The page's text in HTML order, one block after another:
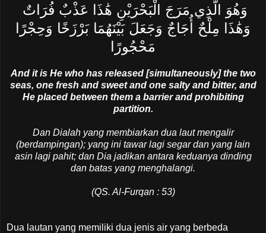
وَهَٰذَا مِلْحٌ أُجَاجٌ وَجَعَلَ بَيْنَهُمَا بَرْزَخًا وَحِجْرًا
مَحْجُورًا
And it is He who has released [simultaneously] the two
seas, one fresh and sweet and one salty and bitter, and
He placed between them a barrier and prohibiting
partition.
Dan Dialah yang membiarkan dua laut mengalir
(berdampingan); yang ini tawar lagi segar dan yang lain
asin lagi pahit; dan Dia jadikan antara keduanya dinding
dan batas yang menghalangi.
(QS. Al-Furqan : 53)
Dua lautan yang memiliki dua jenis air yang berbeda